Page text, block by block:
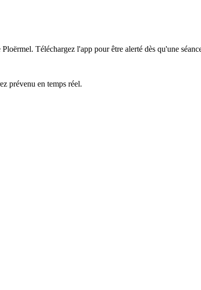
Ploërmel. Téléchargez l'app pour être alerté dès qu'une
prévenu en temps réel.